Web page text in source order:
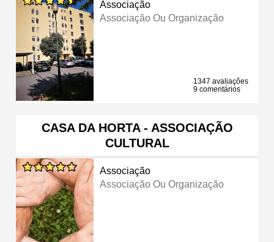
Associação
Associação Ou Organização
1347 avaliações
9 comentários
CASA DA HORTA - ASSOCIAÇÃO
CULTURAL
Associação
Associação Ou Organização